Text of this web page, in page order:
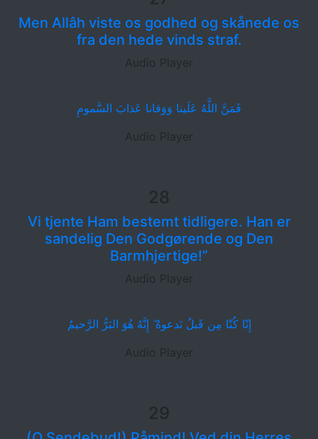
Men Allâh viste os godhed og skånede os
fra den hede vinds straf.
Audio Player
فَمَنَّ اللَّهُ عَلَينا وَوَقانا عَذابَ السَّمومِ
Audio Player
28
Vi tjente Ham bestemt tidligere. Han er
sandelig Den Godgørende og Den
Barmhjertige!”
Audio Player
إِنّا كُنّا مِن قَبلُ نَدعوهُ ۖ إِنَّهُ هُوَ البَرُّ الرَّحيمُ
Audio Player
29